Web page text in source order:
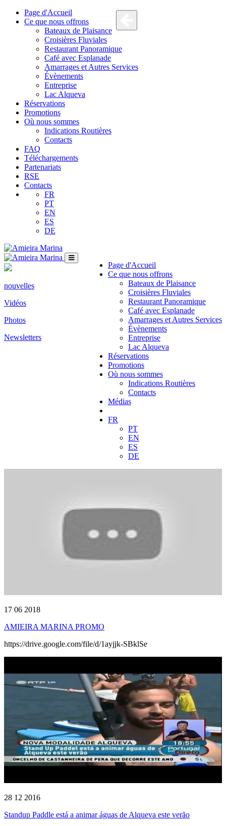
Page d'Accueil
Ce que nous offrons
Bateaux de Plaisance
Croisières Fluviales
Restaurant Panoramique
Café avec Esplanade
Amarrages et Autres Services
Évènements
Entreprise
Lac Alqueva
Réservations
Promotions
Où nous sommes
Indications Routières
Contacts
FAQ
Téléchargements
Partenariats
RSE
Contacts
FR
PT
EN
ES
DE
Page d'Accueil
Ce que nous offrons
Bateaux de Plaisance
Croisières Fluviales
Restaurant Panoramique
Café avec Esplanade
Amarrages et Autres Services
Évènements
Entreprise
Lac Alqueva
Réservations
Promotions
Où nous sommes
Indications Routières
Contacts
Médias
FR
PT
EN
ES
DE
nouvelles
Vidéos
Photos
Newsletters
17 06 2018
AMIEIRA MARINA PROMO
https://drive.google.com/file/d/1ayjjk-SBklSe
28 12 2016
Standup Paddle está a animar águas de Alqueva este verão